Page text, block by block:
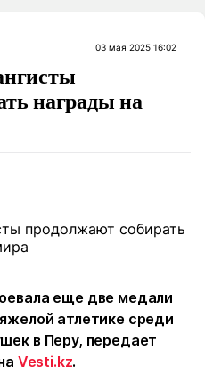
03 мая 2025 16:02
награды на
еще две медали
атлетике среди
в Перу, передает
Vesti.kz.